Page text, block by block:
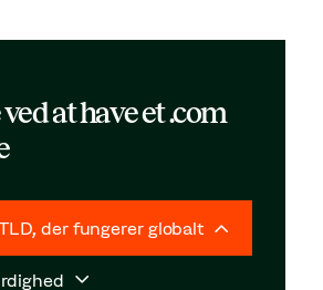
at have et .com
der fungerer globalt